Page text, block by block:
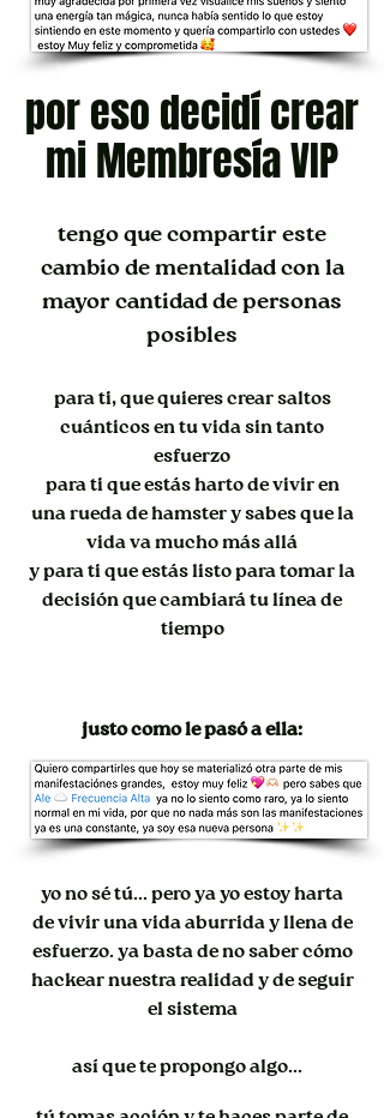
tengo que compartir este
cambio de mentalidad con la
mayor cantidad de personas
posibles
por eso decidí crear
mi Membresía VIP
para ti, que quieres crear saltos
cuánticos en tu vida sin tanto
esfuerzo
para ti que estás harto de vivir en
una rueda de hamster y sabes que la
vida va mucho más allá
y para ti que estás listo para tomar la
decisión que cambiará tu línea de
tiempo
justo como le pasó a ella:
yo no sé tú... pero ya yo estoy harta
de vivir una vida aburrida y llena de
esfuerzo. ya basta de no saber cómo
hackear nuestra realidad y de seguir
el sistema
así que te propongo algo...